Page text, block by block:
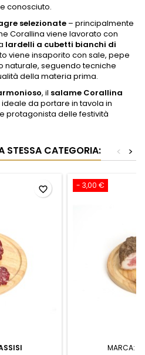
conosciuto.
selezionate – principalmente
Corallina viene lavorato con
lardelli a cubetti bianchi di
viene insaporito con sale, pepe
naturale, seguendo tecniche
della materia prima.
, il salame Corallina
da portare in tavola in
protagonista delle festività
STESSA CATEGORIA: >
<
favorite_border - 3,00 €
MARCA: